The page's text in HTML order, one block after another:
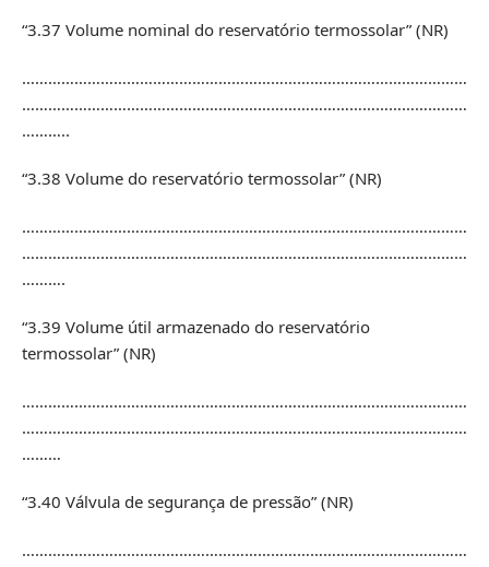
“3.37 Volume nominal do reservatório termossolar” (NR)
…………………………………………………………………………………………
…………………………………………………………………………………………
………..
“3.38 Volume do reservatório termossolar” (NR)
…………………………………………………………………………………………
…………………………………………………………………………………………
……….
“3.39 Volume útil armazenado do reservatório
termossolar” (NR)
…………………………………………………………………………………………
…………………………………………………………………………………………
………
“3.40 Válvula de segurança de pressão” (NR)
…………………………………………………………………………………………